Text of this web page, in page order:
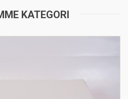
KATEGORI